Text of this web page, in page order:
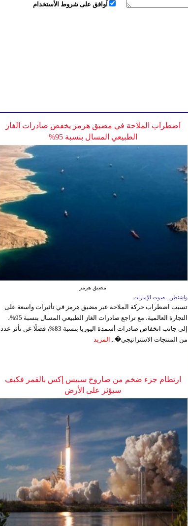
اُوافق على شروط الأستخدام
اضطراب الملاحة في مضيق هرمز يخفض صادرات الغاز
الطبيعي المسال بنسبة 95%
مضيق هرمز
واشنطن ـ صوت الإمارات
تسبب اضطراب حركة الملاحة عبر مضيق هرمز في تأثيرات واسعة على
التجارة العالمية، مع تراجع صادرات الغاز الطبيعي المسال بنسبة 95%،
إلى جانب انخفاض صادرات أسمدة اليوريا بنسبة 83%، فضلًا عن تأثر عدد
من المنتجات الاستراتيجي�... المزيد
ارتطام جزء ضخم من صاروخ سبيس إكس بالقمر فكيف
سيؤثر على الأرض